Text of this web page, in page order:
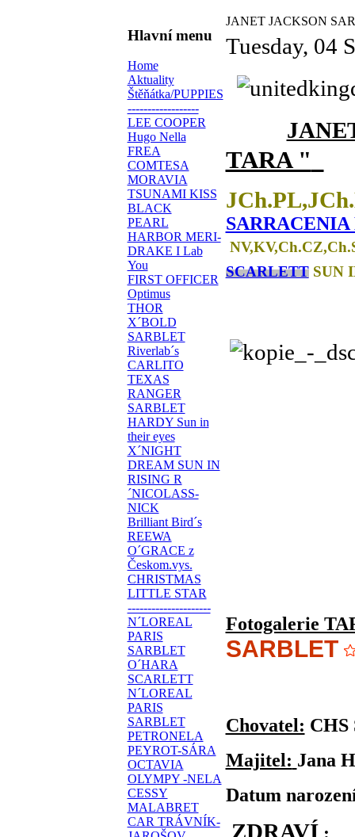
Hlavní menu
Home
Aktuality
Štěňátka/PUPPIES
------------------
LEE COOPER
Hugo Nella
FREA
COMTESA
MORAVIA
TSUNAMI KISS
BLACK
PEARL
HARBOR MERI-
DRAKE I Lab
You
FIRST OFFICER
Optimus
THOR
X´BOLD
SARBLET
Riverlab´s
CARLITO
TEXAS
RANGER
SARBLET
HARDY Sun in
their eyes
X´NIGHT
DREAM SUN IN
RISING R
´NICOLASS-
NICK
Brilliant Bird´s
REEWA
O´GRACE z
Českom.vys.
CHRISTMAS
LITTLE STAR
---------------------
N´LOREAL
PARIS
SARBLET
O´HARA
SCARLETT
N´LOREAL
PARIS
SARBLET
PETRONELA
PEYROT-SÁRA
OCTAVIA
OLYMPY -NELA
CESSY
MALABRET
CAR TRÁVNÍK-
JANET JACKSON
Tuesday, 04
TARA "
SARRACENIA
SCARLETTSUN
Fotogalerie
SARBLET
Chovatel: CHS
Majitel: Jana
Datum
ZDRAVÍ :